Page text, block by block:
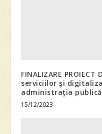
FINALIZARE
serviciilor şi
administraţia publică
15/12/2023